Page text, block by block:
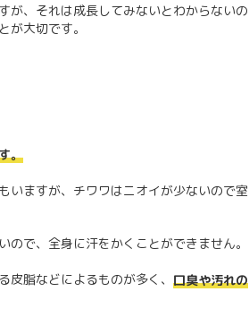
が、それは成長してみないとわからないの
大切です。
。
いますが、チワワはニオイが少ないので室
で、全身に汗をかくことができません。
脂などによるものが多く、 口臭や汚れの